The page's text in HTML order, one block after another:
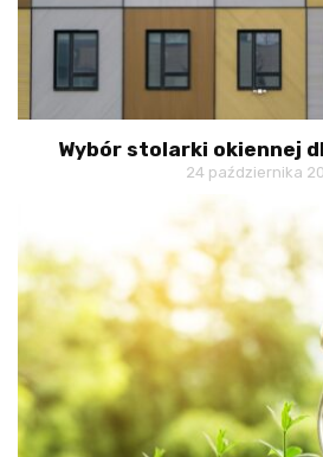
Wybór stolarki okiennej
24 października